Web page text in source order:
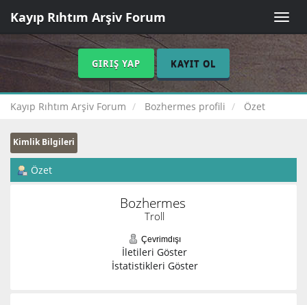
Toggle
Kayıp Rıhtım Arşiv Forum
GIRIŞ YAP KAYIT OL
Kayıp Rıhtım Arşiv Forum Bozhermes profili Özet
Kimlik Bilgileri
Özet
Bozhermes
Troll
Çevrimdışı
İletileri Göster
İstatistikleri Göster